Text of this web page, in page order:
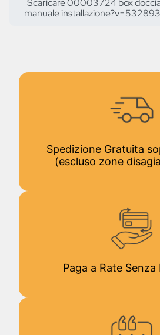
Scaricare 00003724 box
manuale
Spedizione Gratuita
(escluso zone
Paga a Rate